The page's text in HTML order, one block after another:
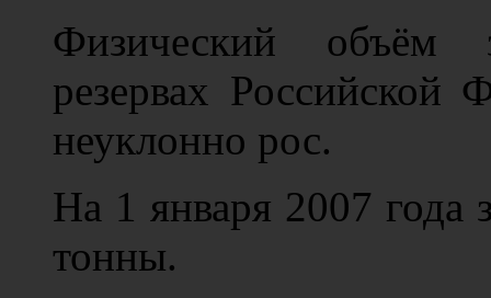
Физический объём
резервах Российской
неуклонно рос.
На 1 января 2007 года
тонны.